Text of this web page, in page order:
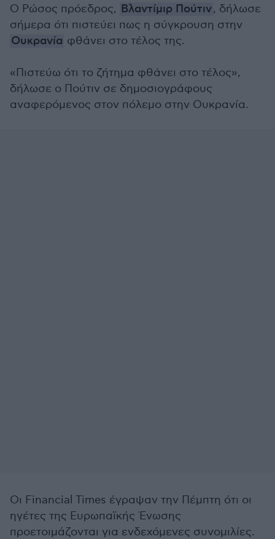
Ο Ρώσος πρόεδρος, Βλαντίμιρ Πούτιν, δήλωσε
σήμερα ότι πιστεύει πως η σύγκρουση στην
Ουκρανία φθάνει στο τέλος της.
«Πιστεύω ότι το ζήτημα φθάνει στο τέλος»,
δήλωσε ο Πούτιν σε δημοσιογράφους
αναφερόμενος στον πόλεμο στην Ουκρανία.
Οι Financial Times έγραψαν την Πέμπτη ότι οι
ηγέτες της Ευρωπαϊκής Ένωσης
προετοιμάζονται για ενδεχόμενες συνομιλίες.